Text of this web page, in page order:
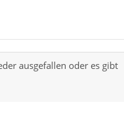
ausgefallen oder es gibt